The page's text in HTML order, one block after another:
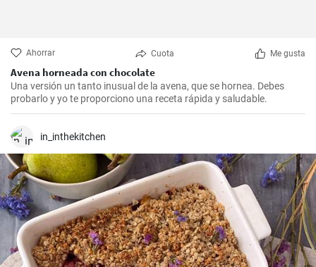
Ahorrar Cuota Me gusta
Avena horneada con chocolate
Una versión un tanto inusual de la avena, que se hornea. Debes
probarlo y yo te proporciono una receta rápida y saludable.
in_inthekitchen